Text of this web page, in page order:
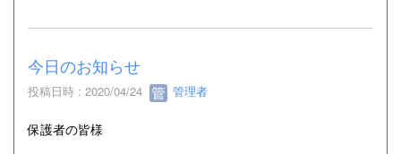
今日のお知らせ
投稿日時 : 2020/04/24 管理者
保護者の皆様